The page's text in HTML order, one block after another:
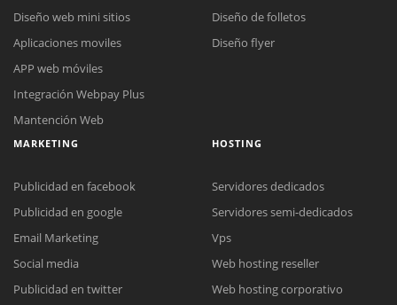
Diseño web mini sitios
Aplicaciones moviles
APP web móviles
Integración Webpay Plus
Mantención Web
Diseño de folletos
Diseño flyer
MARKETING
Publicidad en facebook
Publicidad en google
Email Marketing
Social media
Publicidad en twitter
HOSTING
Servidores dedicados
Servidores semi-dedicados
Vps
Web hosting reseller
Web hosting corporativo